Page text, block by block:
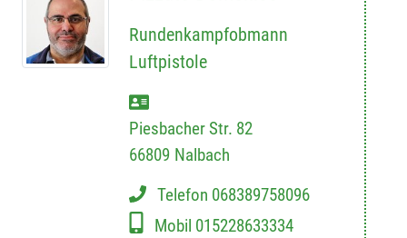
Rundenkampfobmann
Luftpistole
Piesbacher Str. 82
66809 Nalbach
Telefon 068389758096
Mobil 015228633334